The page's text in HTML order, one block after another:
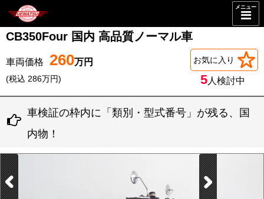
メニュー
CB350Four 国内 高品質ノーマル車
260
(税込 286万円)
お気に入り
5人検討中
車検証の枠内に「類別・型式番号」が残る、国
内物！